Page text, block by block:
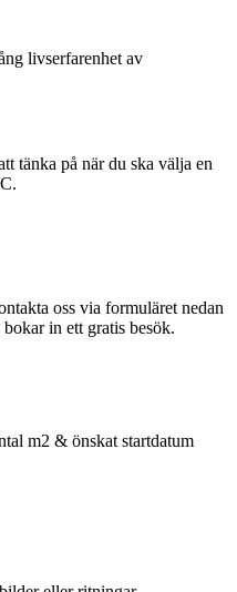
livserfarenhet av
tänka på när du ska välja en
oss via formuläret nedan
in ett gratis besök.
m2 & önskat startdatum